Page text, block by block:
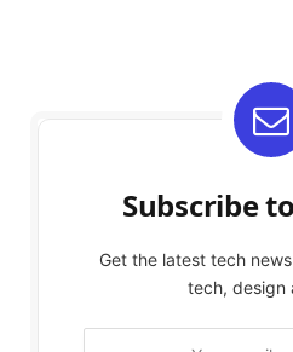
Subscribe
Get the latest tech
tech, design